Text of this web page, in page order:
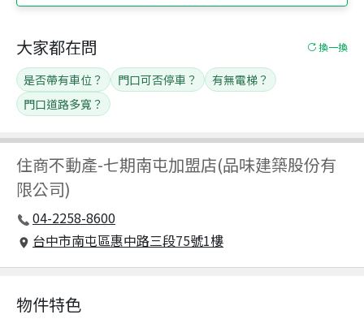
住商不動產-七期南屯加盟店(品味建築股份有
限公司)
04-2258-8600
台中市南屯區惠中路三段75號1樓
大家都在問 換一換
是否帶有車位？ 門口可否停車？
有無電梯？
門口道路多寬？
物件特色